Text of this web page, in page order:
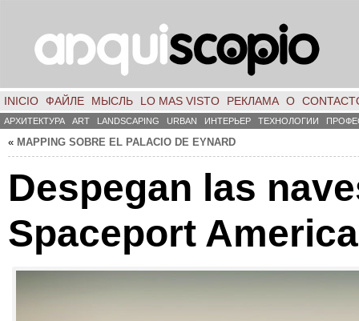
INICIO ФАЙЛЕ МЫСЛЬ LO MAS VISTO РЕКЛАМА О
АРХИТЕКТУРА ART LANDSCAPING URBAN ИНТЕРЬЕР ТЕХНОЛОГИИ
« MAPPING SOBRE EL PALACIO DE EYNARD
Despegan las
Spaceport America